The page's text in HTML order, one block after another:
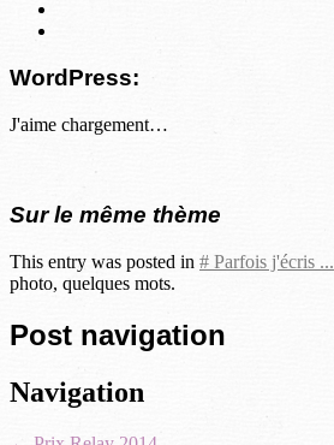
WordPress:
J'aime chargement…
Sur le même thème
This entry was posted in # Parfois j'écris ...
photo, quelques mots.
Post navigation
Navigation